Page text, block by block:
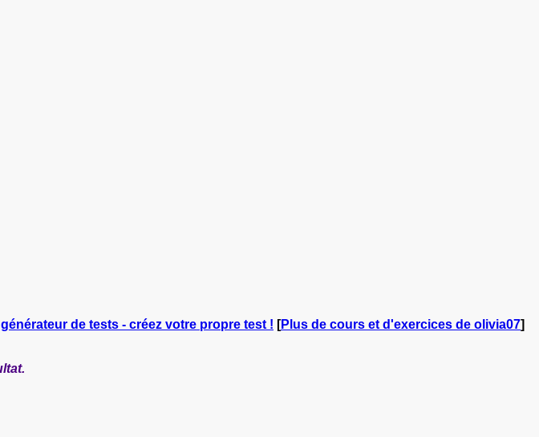
générateur de tests - créez votre propre test ! [Plus de cours et d'exercices de olivia07]